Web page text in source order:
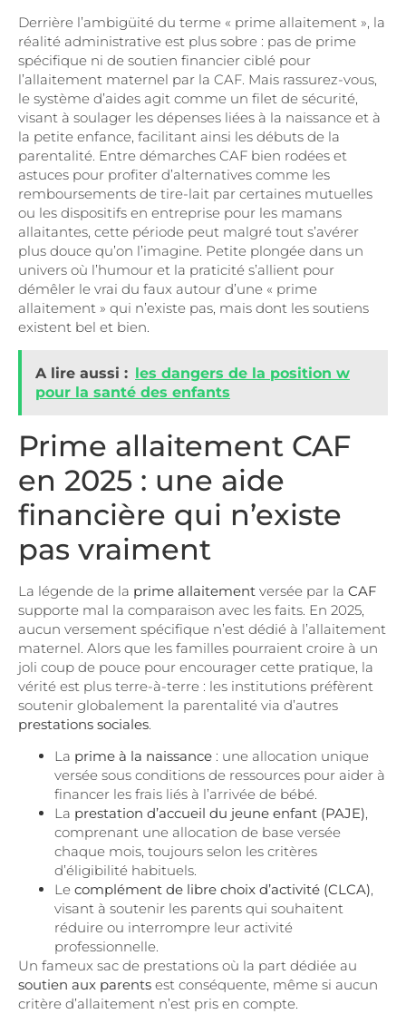
Derrière l’ambigüité du terme « prime allaitement », la
réalité administrative est plus sobre : pas de prime
spécifique ni de soutien financier ciblé pour
l’allaitement maternel par la CAF. Mais rassurez-vous,
le système d’aides agit comme un filet de sécurité,
visant à soulager les dépenses liées à la naissance et à
la petite enfance, facilitant ainsi les débuts de la
parentalité. Entre démarches CAF bien rodées et
astuces pour profiter d’alternatives comme les
remboursements de tire-lait par certaines mutuelles
ou les dispositifs en entreprise pour les mamans
allaitantes, cette période peut malgré tout s’avérer
plus douce qu’on l’imagine. Petite plongée dans un
univers où l’humour et la praticité s’allient pour
démêler le vrai du faux autour d’une « prime
allaitement » qui n’existe pas, mais dont les soutiens
existent bel et bien.
A lire aussi : les dangers de la position w
pour la santé des enfants
Prime allaitement CAF
en 2025 : une aide
financière qui n’existe
pas vraiment
La légende de la prime allaitement versée par la CAF
supporte mal la comparaison avec les faits. En 2025,
aucun versement spécifique n’est dédié à l’allaitement
maternel. Alors que les familles pourraient croire à un
joli coup de pouce pour encourager cette pratique, la
vérité est plus terre-à-terre : les institutions préfèrent
soutenir globalement la parentalité via d’autres
prestations sociales
La prime à la naissance : une allocation unique
versée sous conditions de ressources pour aider à
financer les frais liés à l’arrivée de bébé.
La prestation d’accueil du jeune enfant (PAJE),
comprenant une allocation de base versée
chaque mois, toujours selon les critères
d’éligibilité habituels.
Le complément de libre choix d’activité (CLCA),
visant à soutenir les parents qui souhaitent
réduire ou interrompre leur activité
professionnelle.
Un fameux sac de prestations où la part dédiée au
soutien aux parents est conséquente, même si aucun
critère d’allaitement n’est pris en compte.